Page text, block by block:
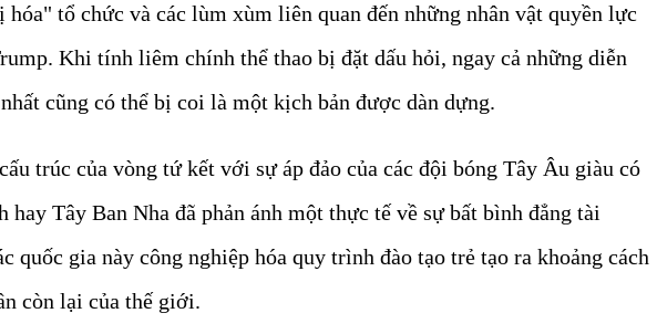
tổ chức và các lùm xùm liên quan đến những nhân vật quyền lực
Khi tính liêm chính thể thao bị đặt dấu hỏi, ngay cả những diễn
cũng có thể bị coi là một kịch bản được dàn dựng.
trúc của vòng tứ kết với sự áp đảo của các đội bóng Tây Âu giàu có
hay Tây Ban Nha đã phản ánh một thực tế về sự bất bình đẳng tài
quốc gia này công nghiệp hóa quy trình đào tạo trẻ tạo ra khoảng cách
còn lại của thế giới.